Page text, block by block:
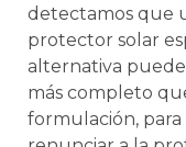
detectamos que
protector solar
alternativa
más completo
formulación, para